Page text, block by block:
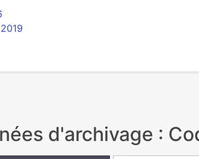
d'archivage :